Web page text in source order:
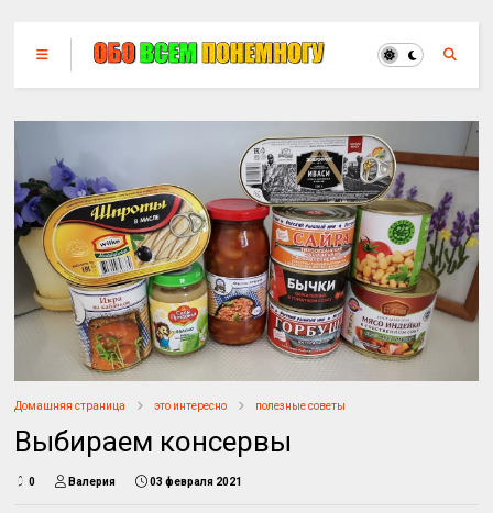
Домашняя страница это интересно полезные советы
Выбираем консервы
0 Валерия 03 февраля 2021